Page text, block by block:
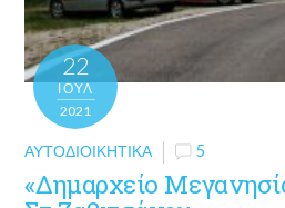
22
ΙΟΎΛ
2021
ΑΥΤΟΔΙΟΙΚΗΤΙΚΆ 5
«Δημαρχείο